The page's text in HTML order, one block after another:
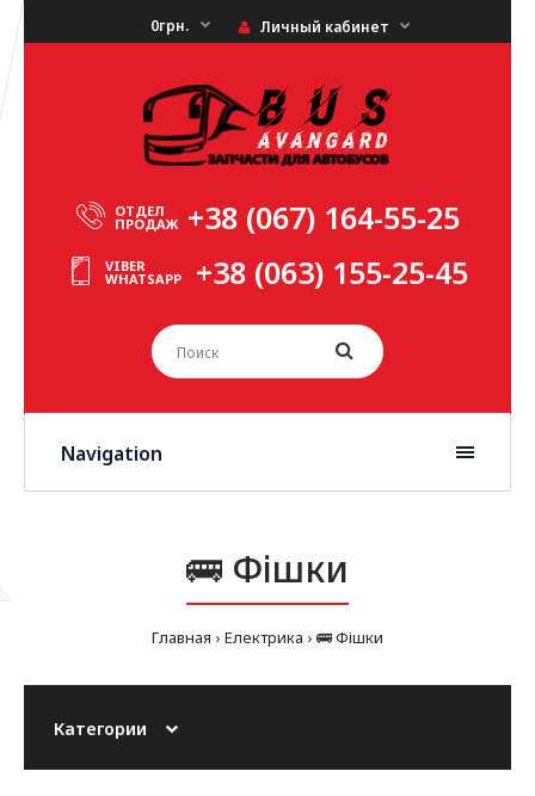
0грн. Личный кабинет
ОТДЕЛ
ПРОДАЖ +38 (067) 164-55-25
VIBER
WHATSAPP +38 (063) 155-25-45
Navigation
🚌 Фішки
Главная Електрика 🚌 Фішки
Категории